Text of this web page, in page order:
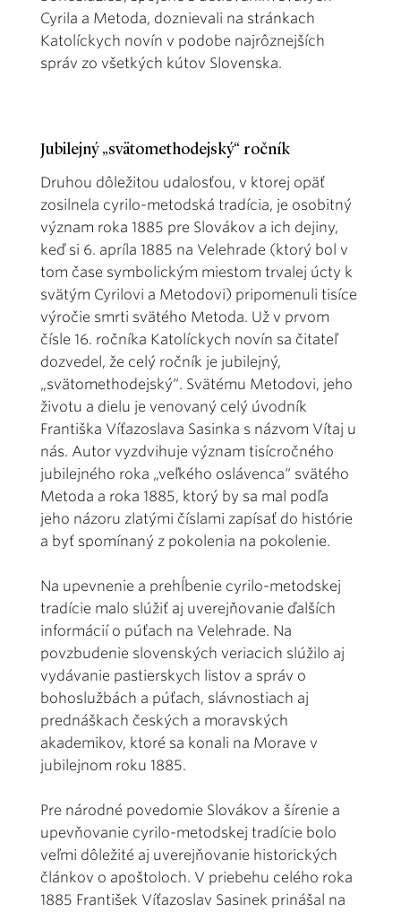
Cyrila a Metoda, doznievali na stránkach
Katolíckych novín v podobe najrôznejších
správ zo všetkých kútov Slovenska.
Jubilejný „svätomethodejský“ ročník
Druhou dôležitou udalosťou, v ktorej opäť
zosilnela cyrilo-metodská tradícia, je osobitný
význam roka 1885 pre Slovákov a ich dejiny,
keď si 6. apríla 1885 na Velehrade (ktorý bol v
tom čase symbolickým miestom trvalej úcty k
svätým Cyrilovi a Metodovi) pripomenuli tisíce
výročie smrti svätého Metoda. Už v prvom
čísle 16. ročníka Katolíckych novín sa čitateľ
dozvedel, že celý ročník je jubilejný,
„svätomethodejský“. Svätému Metodovi, jeho
životu a dielu je venovaný celý úvodník
Františka Víťazoslava Sasinka s názvom Vítaj u
nás. Autor vyzdvihuje význam tisícročného
jubilejného roka „veľkého oslávenca“ svätého
Metoda a roka 1885, ktorý by sa mal podľa
jeho názoru zlatými číslami zapísať do histórie
a byť spomínaný z pokolenia na pokolenie.
Na upevnenie a prehĺbenie cyrilo-metodskej
tradície malo slúžiť aj uverejňovanie ďalších
informácií o púťach na Velehrade. Na
povzbudenie slovenských veriacich slúžilo aj
vydávanie pastierskych listov a správ o
bohoslužbách a púťach, slávnostiach aj
prednáškach českých a moravských
akademikov, ktoré sa konali na Morave v
jubilejnom roku 1885.
Pre národné povedomie Slovákov a šírenie a
upevňovanie cyrilo-metodskej tradície bolo
veľmi dôležité aj uverejňovanie historických
článkov o apoštoloch. V priebehu celého roka
1885 František Víťazoslav Sasinek prinášal na